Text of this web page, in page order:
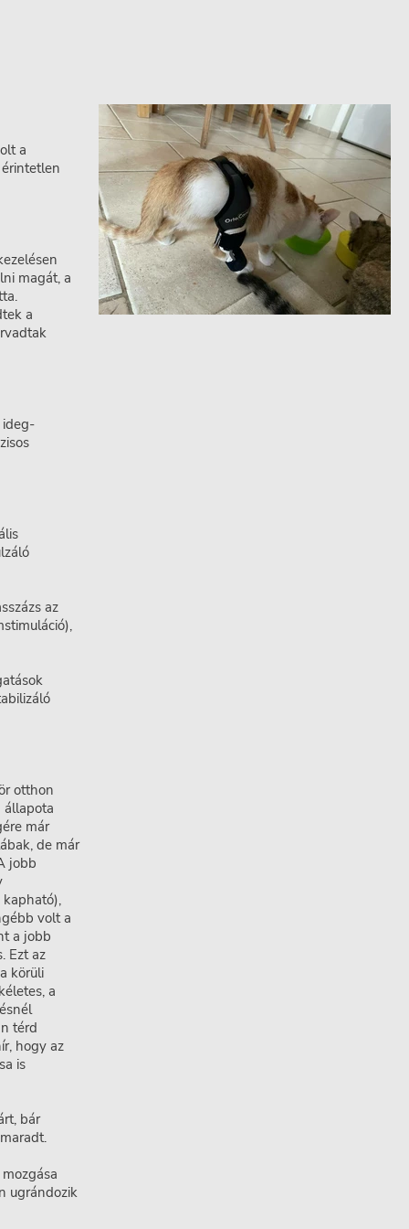
a
magát, a
a
ideg-
az
otthon
állapota
már
de már
jobb
volt a
a jobb
Ezt az
körüli
a
térd
hogy az
is
bár
ugrándozik